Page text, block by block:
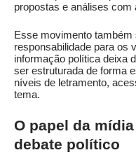
propostas e análises com
Esse movimento
responsabilidade para os
informação política deixa
ser estruturada de forma
níveis de letramento,
tema.
O papel da
debate político